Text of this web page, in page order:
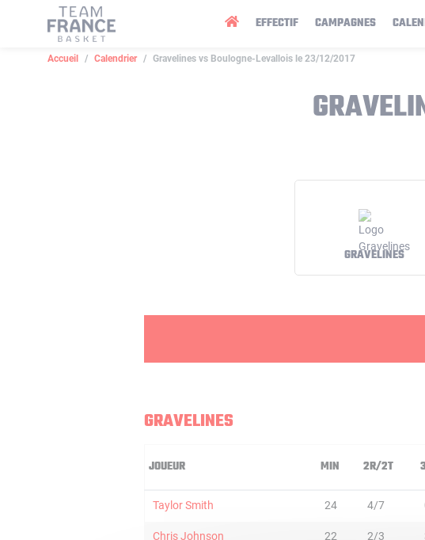
EFFECTIF CAMPAGNES
Accueil Calendrier Gravelines vs Boulogne-Levallois le 23/12/2017
GRAVELINES
GRAVELINES
JOUEUR MIN 2R/2T
Taylor Smith 24 4/7
Chris Johnson 22 2/3
Panneau de gestion des cookies